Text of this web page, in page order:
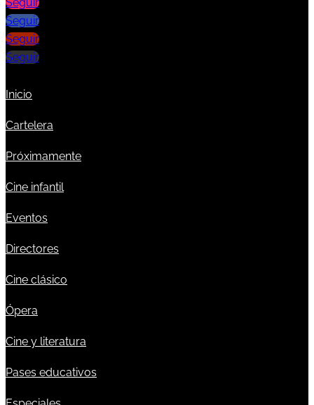
Seguir
Seguir
Seguir
Seguir
Inicio
Cartelera
Próximamente
Cine infantil
Eventos
Directores
Cine clásico
Ópera
Cine y literatura
Pases educativos